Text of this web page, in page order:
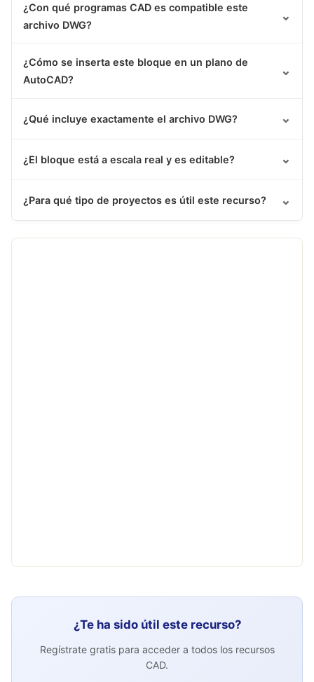
¿Con qué programas CAD es compatible este
archivo DWG?
⌄
¿Cómo se inserta este bloque en un plano de
AutoCAD?
⌄
¿Qué incluye exactamente el archivo DWG? ⌄
¿El bloque está a escala real y es editable? ⌄
¿Para qué tipo de proyectos es útil este recurso? ⌄
¿Te ha sido útil este recurso?
Regístrate gratis para acceder a todos los recursos
CAD.